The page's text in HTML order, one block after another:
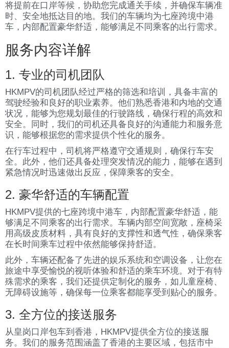
将提前在口岸等候，协助您完成通关手续，并确保车辆准
时、安全地抵达目的地。我们的车辆均为七座跨境中港
车，内部配置豪华舒适，能够满足不同乘客的出行需求。
服务内容详解
1. 专业的司机团队
HKMPV的司机团队经过严格的筛选和培训，具备丰富的
驾驶经验和良好的职业素养。他们熟悉香港和内地的交通
状况，能够为您规划最佳的行驶路线，确保行程的高效和
安全。同时，我们的司机还具备良好的沟通能力和服务意
识，能够根据您的需求提供个性化的服务。
在行车过程中，司机将严格遵守交通规则，确保行车安
全。此外，他们还具备处理突发情况的能力，能够在遇到
紧急情况时迅速做出反应，保障乘客的安全。
2. 豪华舒适的车辆配置
HKMPV提供的七座跨境中港车，内部配置豪华舒适，能
够满足不同乘客的出行需求。车辆内部空间宽敞，座椅采
用高级皮质材料，具有良好的支撑性和透气性，确保乘客
在长时间乘车过程中依然能够保持舒适。
此外，车辆还配备了先进的娱乐系统和空调设备，让您在
旅途中享受愉悦的视听体验和舒适的乘车环境。对于有特
殊需求的乘客，我们还提供定制化的服务，如儿童座椅、
无障碍设施等，确保每一位乘客都能享受到贴心的服务。
3. 全方位的接送服务
从皇岗口岸包车到香港，HKMPV提供全方位的接送服
务。我们的服务范围涵盖了香港的主要区域，包括市中